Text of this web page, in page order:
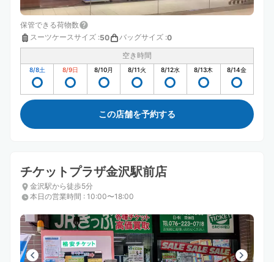
保管できる荷物数
スーツケースサイズ :50 バッグサイズ :0
空き時間
8/8土 8/9日 8/10月 8/11火 8/12水 8/13木 8/14金
この店舗を予約する
チケットプラザ金沢駅前店
金沢駅から徒歩5分
本日の営業時間 : 10:00〜18:00